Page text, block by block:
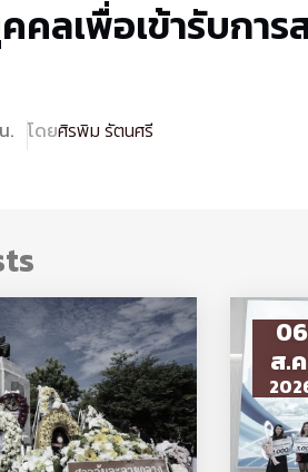
คลเพื่อเข้ารับกา
. โดยศิรพิม รัตนศรี
06
ส.